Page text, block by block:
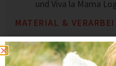
und Viva la Mama
MATERIAL &
100 % mulesingfreie
Standard 100
Wollwalk mit ca.